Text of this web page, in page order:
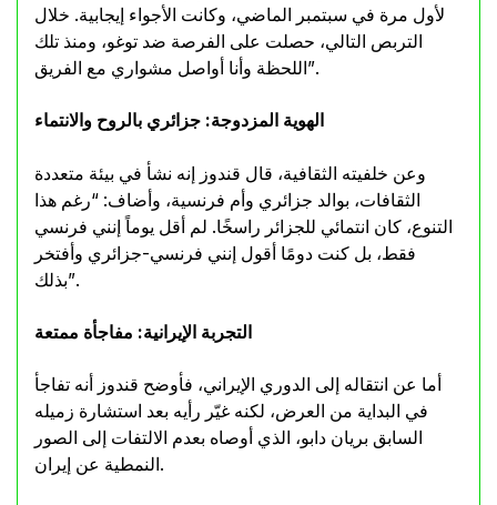
لأول مرة في سبتمبر الماضي، وكانت الأجواء إيجابية. خلال
التربص التالي، حصلت على الفرصة ضد توغو، ومنذ تلك
اللحظة وأنا أواصل مشواري مع الفريق”.
الهوية المزدوجة: جزائري بالروح والانتماء
وعن خلفيته الثقافية، قال قندوز إنه نشأ في بيئة متعددة
الثقافات، بوالد جزائري وأم فرنسية، وأضاف: “رغم هذا
التنوع، كان انتمائي للجزائر راسخًا. لم أقل يوماً إنني فرنسي
فقط، بل كنت دومًا أقول إنني فرنسي-جزائري وأفتخر
بذلك”.
التجربة الإيرانية: مفاجأة ممتعة
أما عن انتقاله إلى الدوري الإيراني، فأوضح قندوز أنه تفاجأ
في البداية من العرض، لكنه غيّر رأيه بعد استشارة زميله
السابق بريان دابو، الذي أوصاه بعدم الالتفات إلى الصور
النمطية عن إيران.